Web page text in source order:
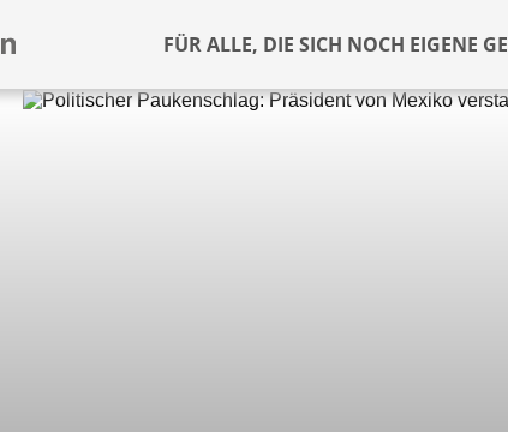
FÜR ALLE, DIE SICH NOCH EIGENE